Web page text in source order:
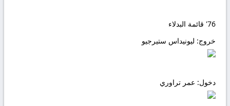
76' قائمة البدلاء
خروج: ليونيداس ستيرجيو
دخول: عمر تراوري